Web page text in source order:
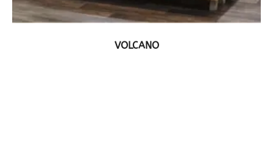
ΔΕΙΤΕ ΤΟ ΠΡΟΪΟΝ
VOLCANO